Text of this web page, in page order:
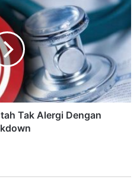
Tak Alergi Dengan